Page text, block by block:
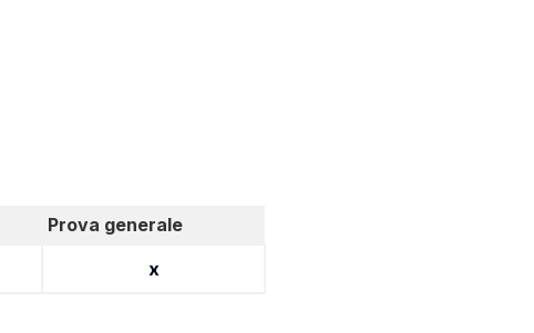
Prova generale
x